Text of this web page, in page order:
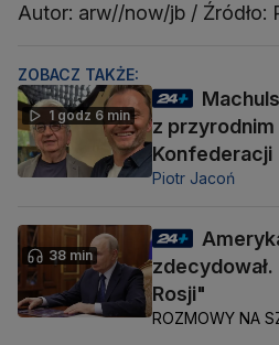
Autor: arw//now/jb / Źródło:
ZOBACZ TAKŻE:
1 godz 6 min
z
Konfederacji
Piotr Jacoń
38 min
Rosji"
ROZMOWY NA